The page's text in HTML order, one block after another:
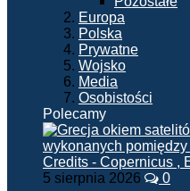
Europa
Polska
Prywatne
Wojsko
Media
Osobistości
Polecamy
5 sierpnia 2026 0